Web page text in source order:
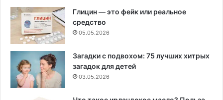
Глицин — это фейк или реальное
средство
05.05.2026
Загадки с подвохом: 75 лучших хитрых
загадок для детей
03.05.2026